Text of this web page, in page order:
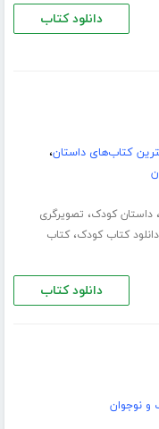
دانلود کتاب
کتاب‌های داستان،
،داستان کودک، تصویرگری
دانلود کتاب کودک،کتاب
دانلود کتاب
نوجوان